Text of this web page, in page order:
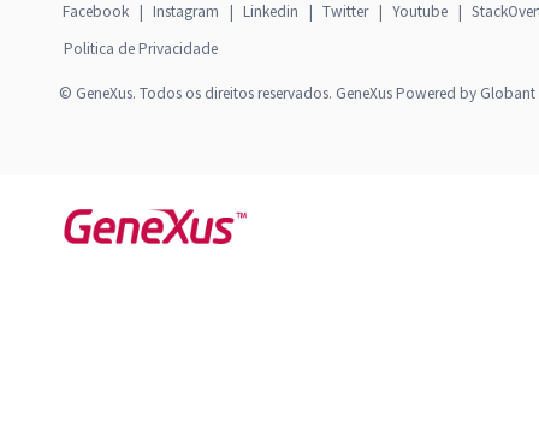
Facebook | Instagram | Linkedin | Twitter | Youtube |
Politica de Privacidade
© GeneXus. Todos os direitos reservados. GeneXus Powered by Globant